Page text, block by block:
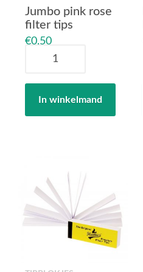
Jumbo pink rose
filter tips
€0,50
tips
aantal
In winkelmand